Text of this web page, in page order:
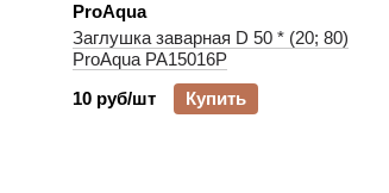
ProAqua
Заглушка заварная D 50 * (20; 80)
ProAqua PA15016P
10 руб/шт
Купить